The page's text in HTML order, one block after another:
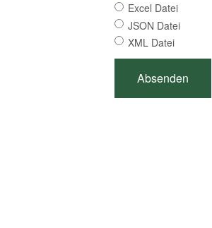
Excel Datei
JSON Datei
XML Datei